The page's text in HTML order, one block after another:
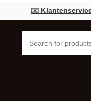
✉️ Klantenservice